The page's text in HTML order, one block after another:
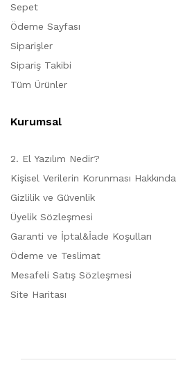
Sepet
Ödeme Sayfası
Siparişler
Sipariş Takibi
Tüm Ürünler
Kurumsal
2. El Yazılım Nedir?
Kişisel Verilerin Korunması Hakkında
Gizlilik ve Güvenlik
Üyelik Sözleşmesi
Garanti ve İptal&İade Koşulları
Ödeme ve Teslimat
Mesafeli Satış Sözleşmesi
Site Haritası